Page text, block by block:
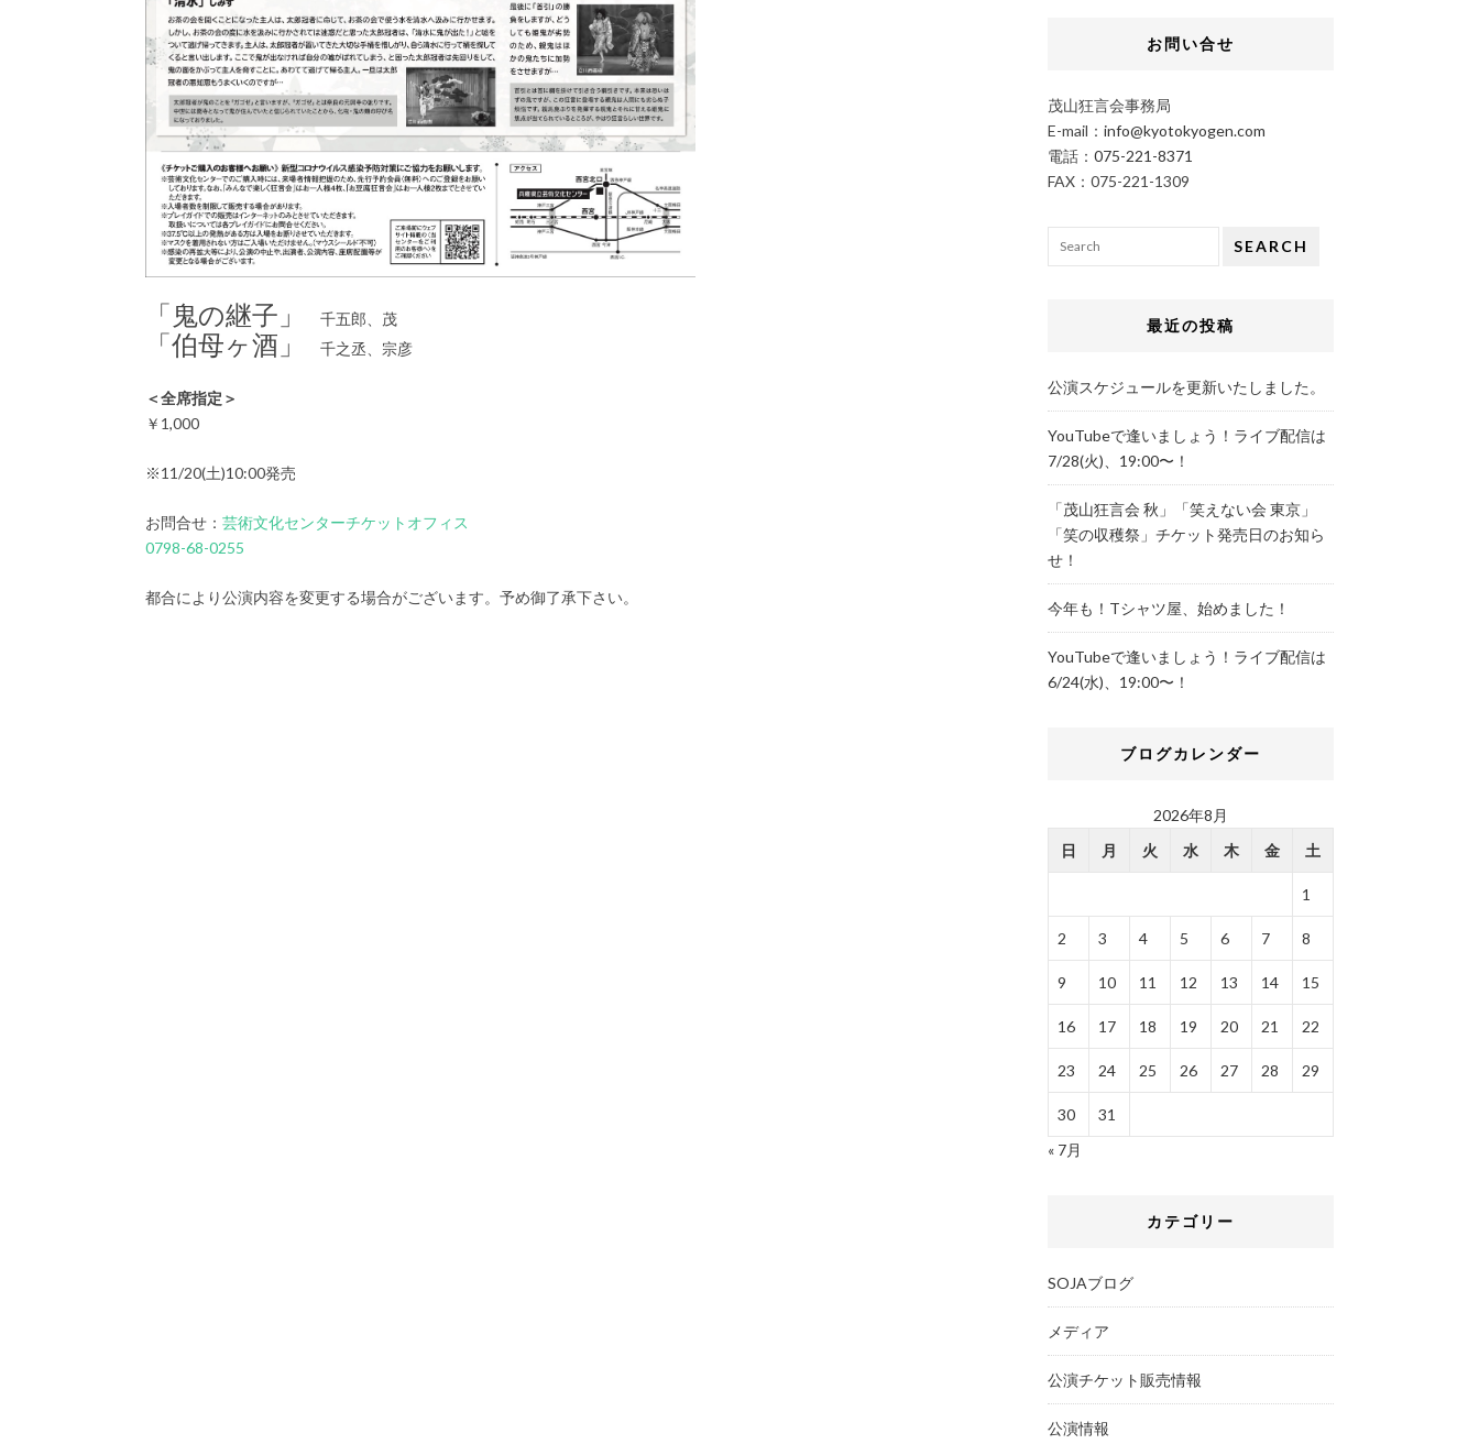
「鬼の継子」 千五郎、茂
「伯母ヶ酒」 千之丞、宗彦
＜全席指定＞
￥1,000
※11/20(土)10:00発売
お問合せ： 芸術文化センターチケットオフィス
0798-68-0255
都合により公演内容を変更する場合がございます。予め御了承下さい。
お問い合せ
茂山狂言会事務局
E-mail： info@kyotokyogen.com
電話： 075-221-8371
FAX：075-221-1309
SEARCH
最近の投稿
公演スケジュールを更新いたしました。
YouTubeで逢いましょう！ライブ配信は
7/28(火)、19:00〜！
「茂山狂言会 秋」「笑えない会 東京」
「笑の収穫祭」チケット発売日のお知ら
せ！
今年も！Tシャツ屋、始めました！
YouTubeで逢いましょう！ライブ配信は
6/24(水)、19:00〜！
ブログカレンダー
2026年8月
日
月 火 水 木 金 土
1
2 3 4 5 6 7 8
9 10 11 12 13 14 15
16 17 18 19 20 21 22
23 24 25 26 27 28 29
30
31
« 7月
カテゴリー
SOJAブログ
メディア
公演チケット販売情報
公演情報